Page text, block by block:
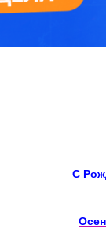
С